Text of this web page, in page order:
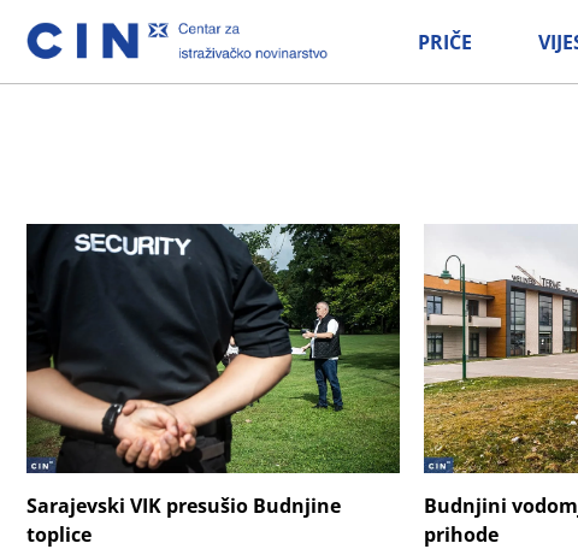
PRIČE
Sarajevski VIK presušio Budnjine
toplice
Budnjini
prihode